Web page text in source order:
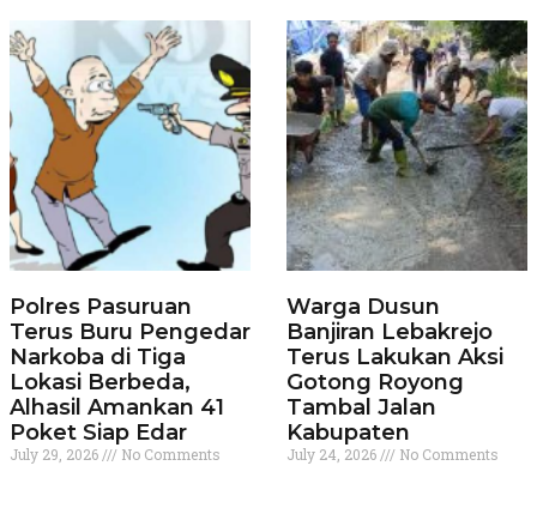
Polres Pasuruan
Terus Buru Pengedar
Narkoba di Tiga
Lokasi Berbeda,
Alhasil Amankan 41
Poket Siap Edar
July 29, 2026 No Comments
Warga Dusun
Banjiran Lebakrejo
Terus Lakukan Aksi
Gotong Royong
Tambal Jalan
Kabupaten
July 24, 2026 No Comments